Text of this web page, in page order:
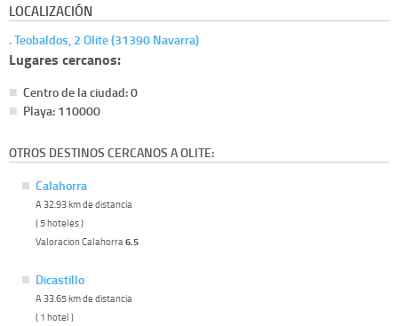
LOCALIZACIÓN
. Teobaldos, 2 Olite (31390 Navarra)
Lugares cercanos:
Centro de la ciudad: 0
Playa: 110000
OTROS DESTINOS CERCANOS A OLITE:
Calahorra
A 32.93 km de distancia
( 5 hoteles )
Valoracion Calahorra 6.5
Dicastillo
A 33.65 km de distancia
( 1 hotel )